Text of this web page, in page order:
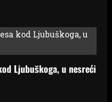
Ljubuškoga, u nesreći